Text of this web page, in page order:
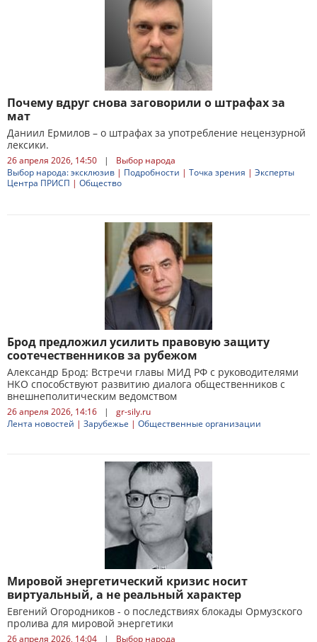
Почему вдруг снова заговорили о штрафах за
мат
Даниил Ермилов – о штрафах за употребление нецензурной
лексики.
26 апреля 2026, 14:50 |
Выбор народа
Выбор народа: эксклюзив | Подробности | Точка зрения | Эксперты
Центра ПРИСП | Общество
Брод предложил усилить правовую защиту
соотечественников за рубежом
Александр Брод: Встречи главы МИД РФ с руководителями
НКО способствуют развитию диалога общественников с
внешнеполитическим ведомством
26 апреля 2026, 14:16 |
gr-sily.ru
Лента новостей | Зарубежье | Общественные организации
Мировой энергетический кризис носит
виртуальный, а не реальный характер
Евгений Огородников - о последствиях блокады Ормузского
пролива для мировой энергетики
26 апреля 2026, 14:04 |
Выбор народа